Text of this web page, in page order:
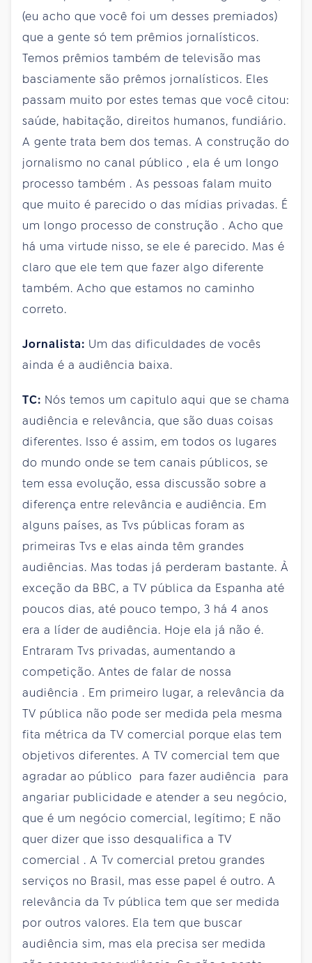
(eu acho que você foi um desses premiados)
que a gente só tem prêmios jornalísticos.
Temos prêmios também de televisão mas
basciamente são prêmos jornalísticos. Eles
passam muito por estes temas que você citou:
saúde, habitação, direitos humanos, fundiário.
A gente trata bem dos temas. A construção do
jornalismo no canal público , ela é um longo
processo também . As pessoas falam muito
que muito é parecido o das mídias privadas. É
um longo processo de construção . Acho que
há uma virtude nisso, se ele é parecido. Mas é
claro que ele tem que fazer algo diferente
também. Acho que estamos no caminho
correto.
Jornalista: Um das dificuldades de vocês
ainda é a audiência baixa.
TC: Nós temos um capitulo aqui que se chama
audiência e relevância, que são duas coisas
diferentes. Isso é assim, em todos os lugares
do mundo onde se tem canais públicos, se
tem essa evolução, essa discussão sobre a
diferença entre relevância e audiência. Em
alguns países, as Tvs públicas foram as
primeiras Tvs e elas ainda têm grandes
audiências. Mas todas já perderam bastante. À
exceção da BBC, a TV pública da Espanha até
poucos dias, até pouco tempo, 3 há 4 anos
era a líder de audiência. Hoje ela já não é.
Entraram Tvs privadas, aumentando a
competição. Antes de falar de nossa
audiência . Em primeiro lugar, a relevância da
TV pública não pode ser medida pela mesma
fita métrica da TV comercial porque elas tem
objetivos diferentes. A TV comercial tem que
agradar ao público para fazer audiência para
angariar publicidade e atender a seu negócio,
que é um negócio comercial, legítimo; E não
quer dizer que isso desqualifica a TV
comercial . A Tv comercial pretou grandes
serviços no Brasil, mas esse papel é outro. A
relevância da Tv pública tem que ser medida
por outros valores. Ela tem que buscar
audiência sim, mas ela precisa ser medida